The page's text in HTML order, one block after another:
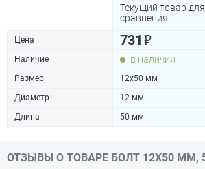
Текущий товар для
сравнения
Цена 731 ₽
Наличие в наличии
Размер 12х50 мм
Диаметр
12 мм
Длина
50 мм
ОТЗЫВЫ О ТОВАРЕ БОЛТ 12Х50 ММ,